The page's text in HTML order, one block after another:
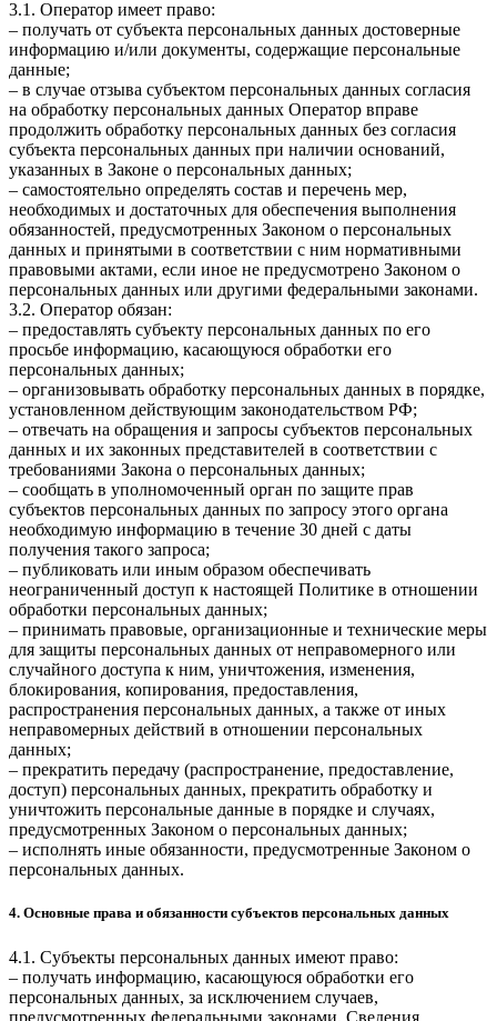
3.1. Оператор имеет право:
– получать от субъекта персональных данных достоверные
информацию и/или документы, содержащие персональные
данные;
– в случае отзыва субъектом персональных данных согласия
на обработку персональных данных Оператор вправе
продолжить обработку персональных данных без согласия
субъекта персональных данных при наличии оснований,
указанных в Законе о персональных данных;
– самостоятельно определять состав и перечень мер,
необходимых и достаточных для обеспечения выполнения
обязанностей, предусмотренных Законом о персональных
данных и принятыми в соответствии с ним нормативными
правовыми актами, если иное не предусмотрено Законом о
персональных данных или другими федеральными законами.
3.2. Оператор обязан:
– предоставлять субъекту персональных данных по его
просьбе информацию, касающуюся обработки его
персональных данных;
– организовывать обработку персональных данных в порядке,
установленном действующим законодательством РФ;
– отвечать на обращения и запросы субъектов персональных
данных и их законных представителей в соответствии с
требованиями Закона о персональных данных;
– сообщать в уполномоченный орган по защите прав
субъектов персональных данных по запросу этого органа
необходимую информацию в течение 30 дней с даты
получения такого запроса;
– публиковать или иным образом обеспечивать
неограниченный доступ к настоящей Политике в отношении
обработки персональных данных;
– принимать правовые, организационные и технические меры
для защиты персональных данных от неправомерного или
случайного доступа к ним, уничтожения, изменения,
блокирования, копирования, предоставления,
распространения персональных данных, а также от иных
неправомерных действий в отношении персональных
данных;
– прекратить передачу (распространение, предоставление,
доступ) персональных данных, прекратить обработку и
уничтожить персональные данные в порядке и случаях,
предусмотренных Законом о персональных данных;
– исполнять иные обязанности, предусмотренные Законом о
персональных данных.
4. Основные права и обязанности субъектов персональных данных
4.1. Субъекты персональных данных имеют право:
– получать информацию, касающуюся обработки его
персональных данных, за исключением случаев,
предусмотренных федеральными законами. Сведения